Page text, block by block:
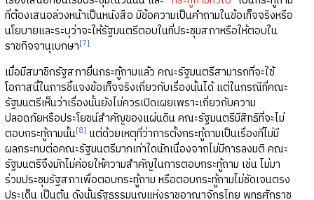
ที่ต้องเสนอล่วงหน้าเป็นหนังสือ มีข้อความเป็นคำถามในข้อเท็จจริงหรือ
นโยบายและระบุว่าจะให้รัฐมนตรีตอบในที่ประชุมสภาหรือให้ตอบใน
ราชกิจจานุเบกษา[7]
เมื่อมีสมาชิกรัฐสภายื่นกระทู้ถามแล้ว คณะรัฐมนตรีสามารถที่จะใช้
โอกาสนี้ในการชี้แจงข้อเท็จจริงเกี่ยวกับเรื่องนั้นได้ แต่ในกรณีที่คณะ
รัฐมนตรีเห็นว่าเรื่องนั้นยังไม่ควรเปิดเผยเพราะเกี่ยวกับความ
ปลอดภัยหรือประโยชน์สำคัญของแผ่นดิน คณะรัฐมนตรีมีสิทธิที่จะไม่
ตอบกระทู้ถามนั้น[8] แต่ด้วยเหตุที่ว่าการตั้งกระทู้ถามเป็นเรื่องที่ไม่มี
ผลกระทบต่อคณะรัฐมนตรีมากเท่าใดนักเนื่องจากไม่มีการลงมติ คณะ
รัฐมนตรีจึงมักไม่ค่อยให้ความสำคัญในการตอบกระทู้ถาม เช่น ไม่มา
ร่วมประชุมรัฐสภาเพื่อตอบกระทู้ถาม หรือตอบกระทู้ถามไม่ชัดเจนตรง
ประเด็น เป็นต้น ดังนั้นรัฐธรรมนูญแห่งราชอาณาจักรไทย พุทธศักราช